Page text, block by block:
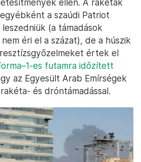
amely eddig soha nem a
hanem
az volt, hogy a húszikat
sőt, a világ leghatékonyabb
– nem kevés iráni
csapásmérő erőt építettek
Szaúd-Arábiára 2015 óta
rakétát lőttek ki, ezen
is végrehajtottak katonai
létesítmények ellen. A rakéták
a szaúdi Patriot